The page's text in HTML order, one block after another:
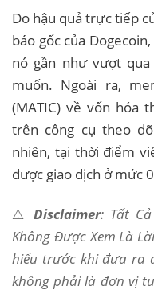
Do hậu quả trực tiếp
báo gốc của
nó gần như vượt
muốn. Ngoài ra,
(MATIC) về vốn hóa
trên công cụ theo
nhiên, tại thời điểm
được giao dịch ở mức
⚠️Disclaimer: Tất
Không Được Xem Là
hiểu trước khi đưa ra
không phải là đơn vị